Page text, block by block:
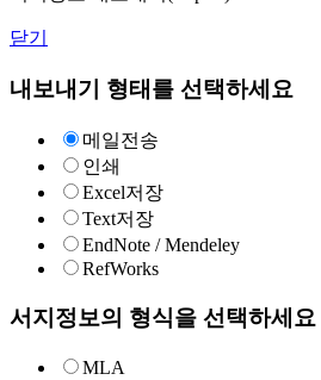
닫기
내보내기 형태를 선택하세요
메일전송
인쇄
Excel저장
Text저장
EndNote / Mendeley
RefWorks
서지정보의 형식을 선택하세요
MLA